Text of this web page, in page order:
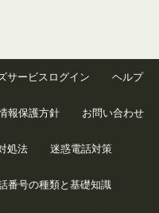
サービスログイン ヘルプ
報保護方針 お問い合わせ
処法 迷惑電話対策
番号の種類と基礎知識